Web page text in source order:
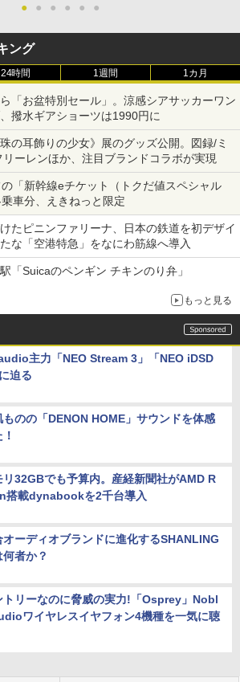
● ● ● ● ● ●
ング
24時間 1週間 1カ月
「お盆特別セール」。涼感シアサッカーワン
撥水ギアショーツは1990円に
の耳飾りの少女》展のグッズ公開。図録/ミ
リーレンほか、注目ブランドコラボが実現
「新幹線eチケット（トクだ値スペシャル
車分、えきねっと限定
たピニンファリーナ、日本の鉄道を初デザイ
な「空港特急」をなにわ筋線へ導入
「Suicaのペンギン チキンのり弁」
もっと見る
主力「NEO Stream 3」「NEO iDSD
迫る
ものの「DENON HOME」サウンドを体感
リ32GBでも予算内。産経新聞社がAMD R
搭載dynabookを2千台導入
オーディオブランドに進化するSHANLING
何者か？
トリーなのに脅威の実力!「Osprey」Nobl
ワイヤレスイヤフォン4機種を一気に聴